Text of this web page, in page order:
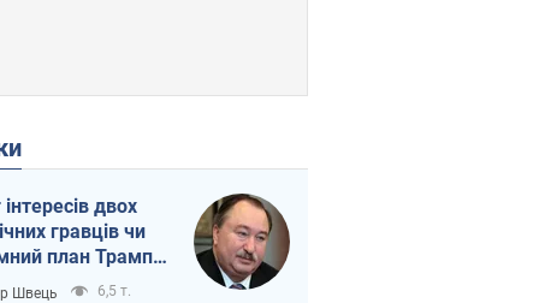
інтересів двох
гравців чи
план Трампа
Швець 6,5 т.